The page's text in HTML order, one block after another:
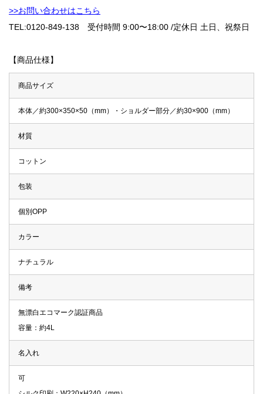
>>お問い合わせはこちら
TEL:0120-849-138 受付時間 9:00〜18:00 /定休日 土日、祝祭日
【商品仕様】
商品サイズ
本体／約300×350×50（mm）・ショルダー部分／約30×900（mm）
材質
コットン
包装
個別OPP
カラー
ナチュラル
備考
無漂白エコマーク認証商品
容量：約4L
名入れ
可